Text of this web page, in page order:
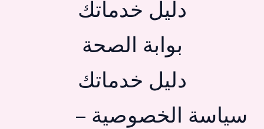
دليل خدماتك
بوابة الصحة
دليل خدماتك
سياسة الخصوصية –